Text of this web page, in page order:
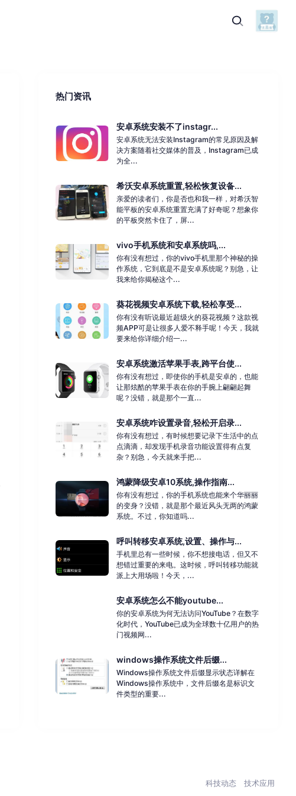
热门资讯
安卓系统安装不了instagr...
安卓系统无法安装Instagram的常见原因及解
决方案随着社交媒体的普及，Instagram已成
为全...
希沃安卓系统重置,轻松恢复设备...
亲爱的读者们，你是否也和我一样，对希沃智
能平板的安卓系统重置充满了好奇呢？想象你
的平板突然卡住了，屏...
vivo手机系统和安卓系统吗,...
你有没有想过，你的vivo手机里那个神秘的操
作系统，它到底是不是安卓系统呢？别急，让
我来给你揭秘这个...
葵花视频安卓系统下载,轻松享受...
你有没有听说最近超级火的葵花视频？这款视
频APP可是让很多人爱不释手呢！今天，我就
要来给你详细介绍一...
安卓系统激活苹果手表,跨平台使...
你有没有想过，即使你的手机是安卓的，也能
让那炫酷的苹果手表在你的手腕上翩翩起舞
呢？没错，就是那个一直...
安卓系统咋设置录音,轻松开启录...
你有没有想过，有时候想要记录下生活中的点
点滴滴，却发现手机录音功能设置得有点复
杂？别急，今天就来手把...
鸿蒙降级安卓10系统,操作指南...
你有没有想过，你的手机系统也能来个华丽丽
的变身？没错，就是那个最近风头无两的鸿蒙
系统。不过，你知道吗...
呼叫转移安卓系统,设置、操作与...
手机里总有一些时候，你不想接电话，但又不
想错过重要的来电。这时候，呼叫转移功能就
派上大用场啦！今天，...
安卓系统怎么不能youtube...
你的安卓系统为何无法访问YouTube？在数字
化时代，YouTube已成为全球数十亿用户的热
门视频网...
windows操作系统文件后缀...
Windows操作系统文件后缀显示状态详解在
Windows操作系统中，文件后缀名是标识文
件类型的重要...
科技动态 技术应用